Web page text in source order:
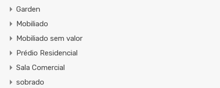
Garden
Mobiliado
Mobiliado sem valor
Prédio Residencial
Sala Comercial
sobrado